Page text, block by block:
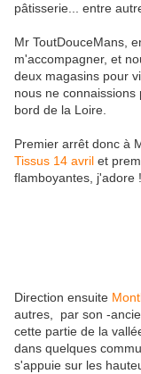
pâtisserie... entre
Mr ToutDouceMans,
m'accompagner, et
deux magasins pour
nous ne
bord de la Loire.
Premier arrêt donc à
Tissus 14 avril et
flamboyantes, j'adore
Direction ensuite
autres, par son -
cette partie de la
dans quelques
s'appuie sur les